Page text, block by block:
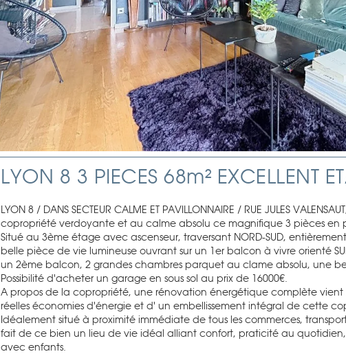
LYON 8 3 PIECES 68m² EXCELLENT
LYON 8 / DANS SECTEUR CALME ET PAVILLONNAIRE / RUE JULES
copropriété verdoyante et au calme absolu ce magnifique 3 pièces en
Situé au 3ème étage avec ascenseur, traversant NORD-SUD,
belle pièce de vie lumineuse ouvrant sur un 1er balcon à vivre orienté
un 2ème balcon, 2 grandes chambres parquet au clame absolu, une
Possibilité d'acheter un garage en sous sol au prix de 16000€.
A propos de la copropriété, une rénovation énergétique complète
réelles économies d'énergie et d' un embellissement intégral de cette
Idéalement situé à proximité immédiate de tous les commerces,
fait de ce bien un lieu de vie idéal alliant confort, praticité au
avec enfants.